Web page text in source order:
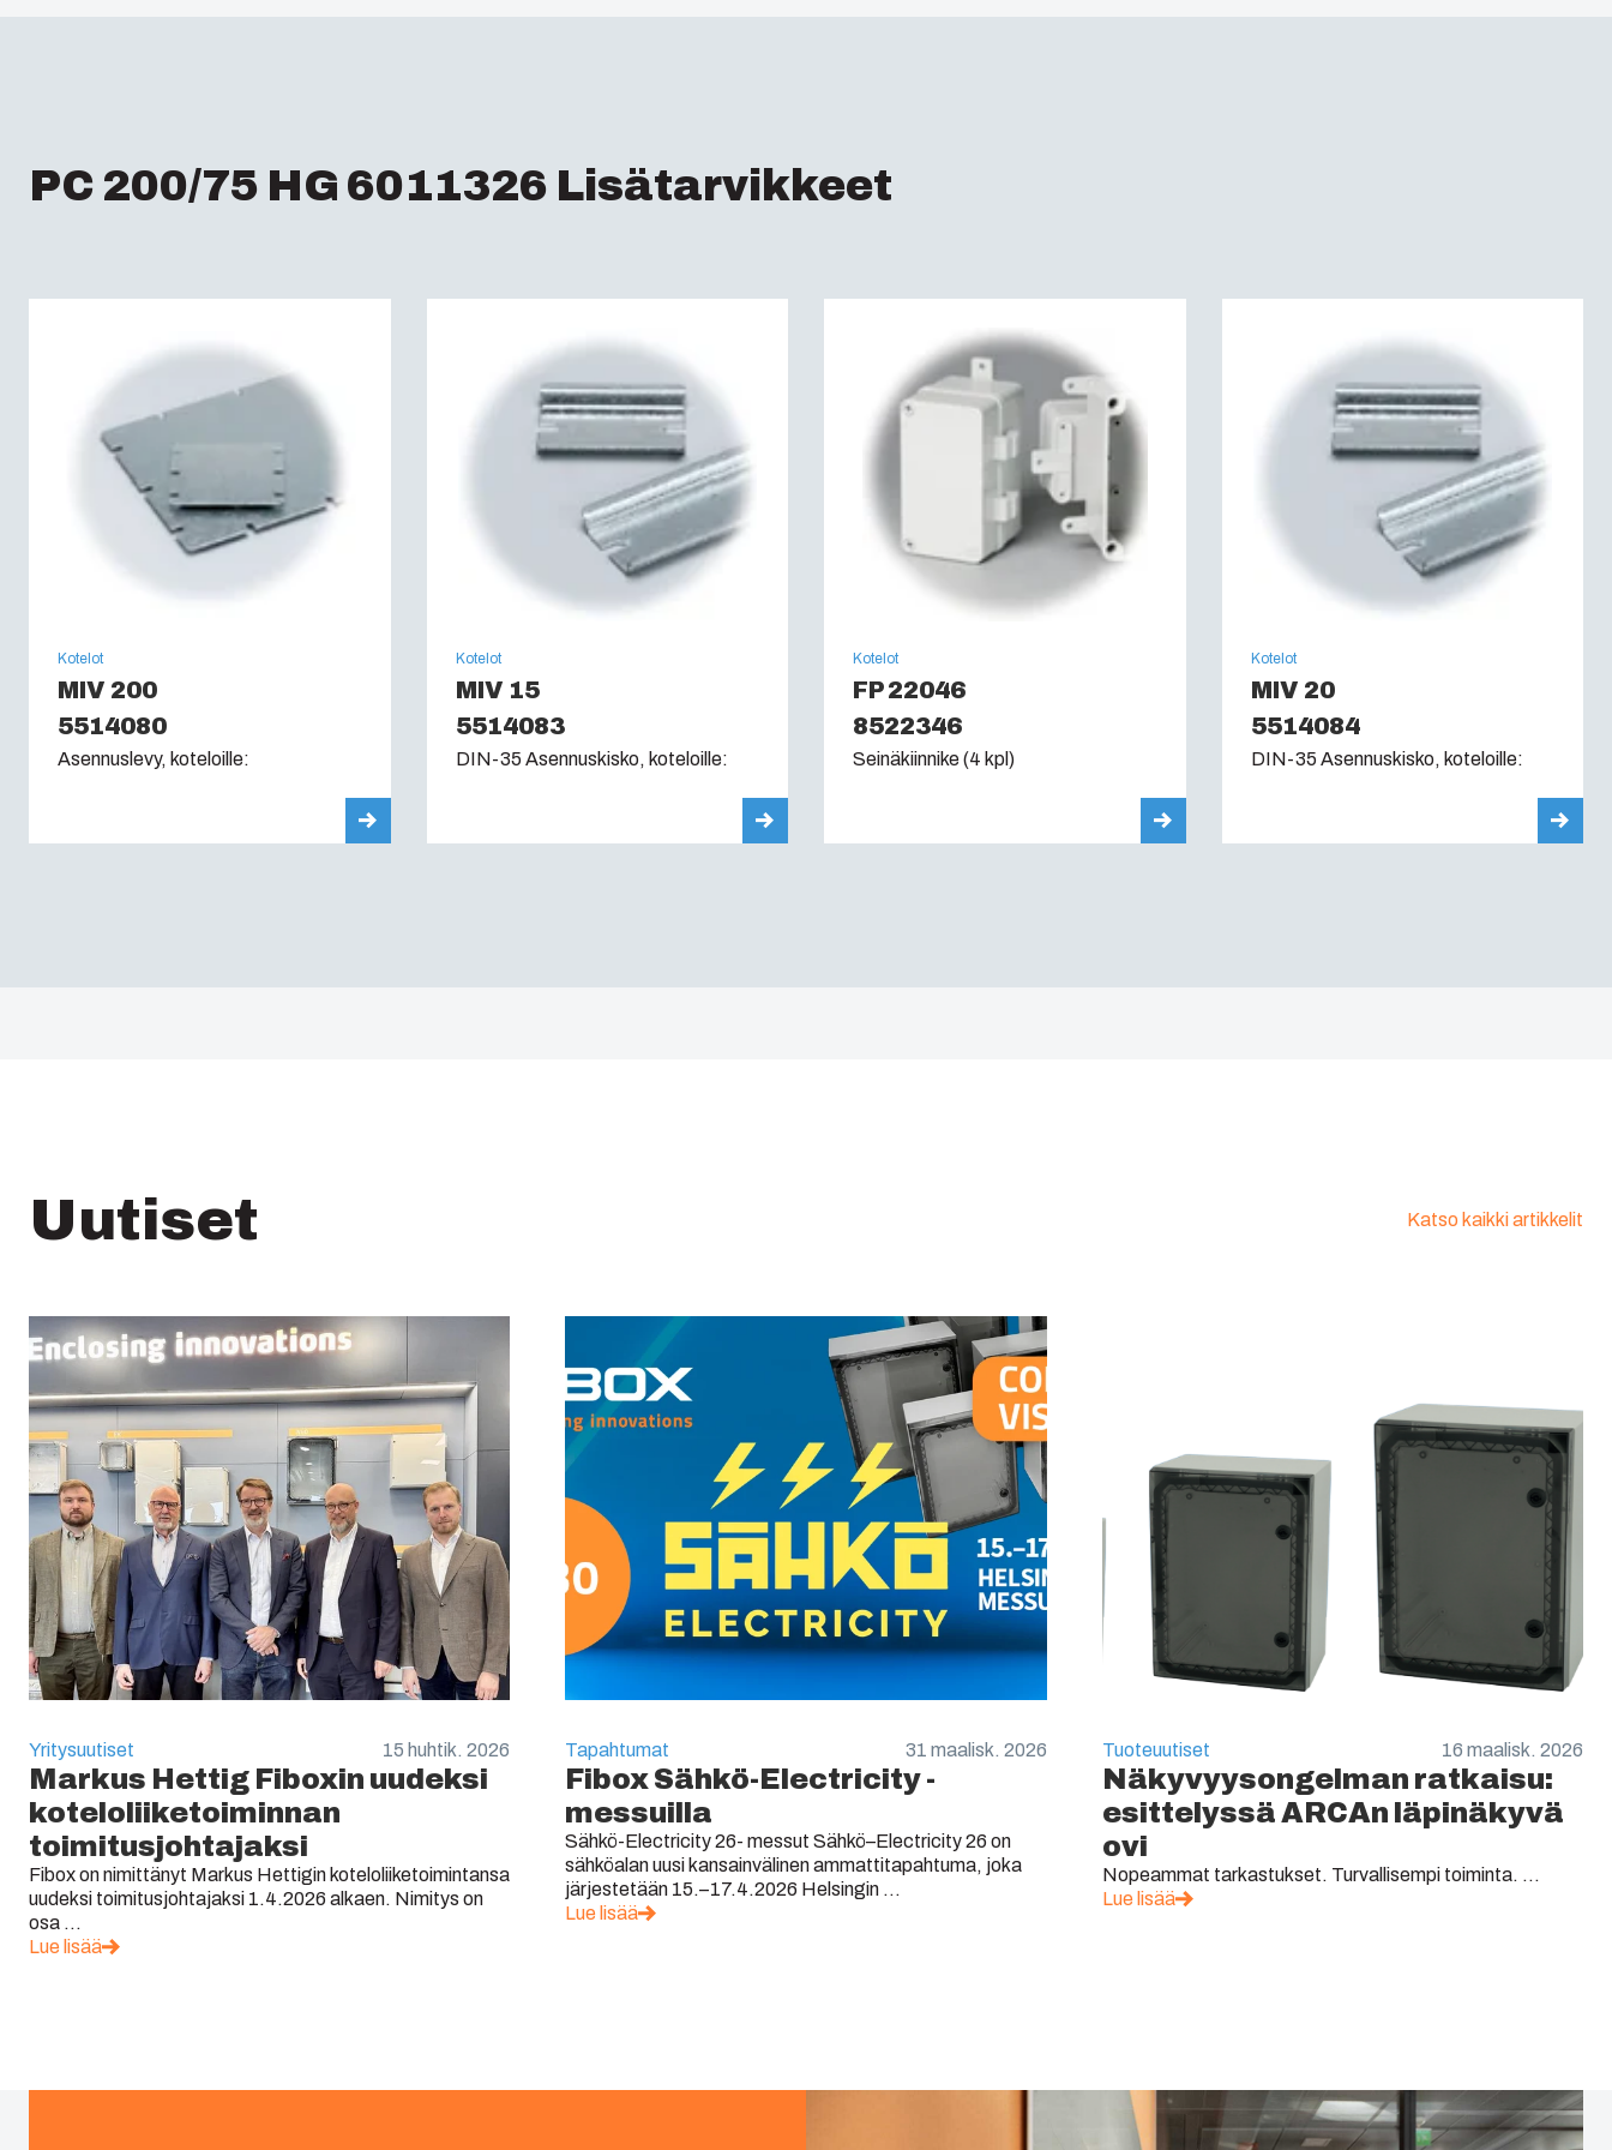
Sähköeristys :
Paloluokka : UL 94 V0
Hehkulankatesti (IEC 60695):
PC 200/75 HG 6011326 Lisätarvikkeet
Kotelot
MIV 200
5514080
Asennuslevy, koteloille:
Kotelot
MIV 15
5514083
DIN-35 Asennuskisko, koteloille:
Kotelot
FP 22046
8522346
Seinäkiinnike (4 kpl)
Kotelot
MIV 20
5514084
DIN-35 Asennuskisko, koteloille:
Uutiset Katso kaikki artikkelit
Yritysuutiset 15 huhtik. 2026
Markus Hettig Fiboxin uudeksi
koteloliiketoiminnan
toimitusjohtajaksi
Fibox on nimittänyt Markus Hettigin koteloliiketoimintansa
uudeksi toimitusjohtajaksi 1.4.2026 alkaen. Nimitys on
osa ...
Lue lisää
Tapahtumat 31 maalisk. 2026
Fibox Sähkö-Electricity -
messuilla
Sähkö-Electricity 26- messut Sähkö–Electricity 26 on
sähköalan uusi kansainvälinen ammattitapahtuma, joka
järjestetään 15.–17.4.2026 Helsingin ...
Lue lisää
Tuoteuutiset 16 maalisk. 2026
Näkyvyysongelman ratkaisu:
esittelyssä ARCAn läpinäkyvä
ovi
Nopeammat tarkastukset. Turvallisempi toiminta. ...
Lue lisää